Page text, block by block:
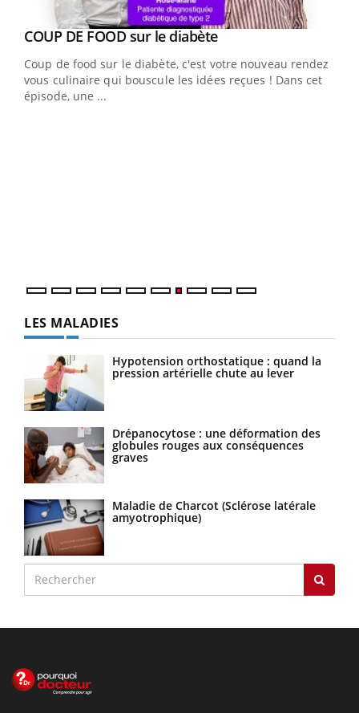
Youtube
COUP DE FOOD sur le diabèteYoutube
Coup de food sur le diabète, c'est votre nouveau rendez-
vous culinaire qui bouscule les idées reçues ! Dans cet
épisode, une ...
LES MALADIES
Hypotension orthostatique : quand la
pression artérielle chute au lever
Drépanocytose : une déformation des
globules rouges aux conséquences
graves
Maladie de Charcot (Sclérose latérale
amyotrophique)